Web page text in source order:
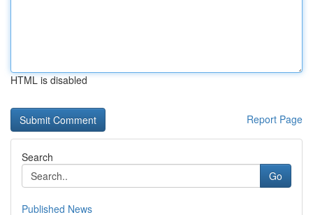
HTML is disabled
Report Page
Search
Go
Published News